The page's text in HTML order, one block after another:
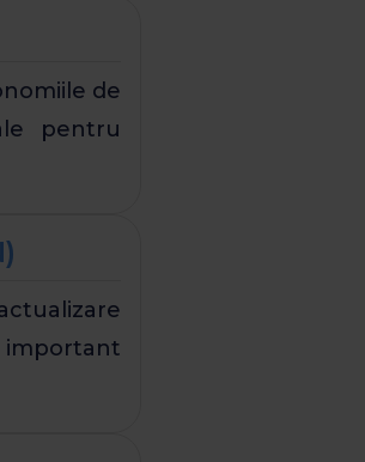
de
pentru
important